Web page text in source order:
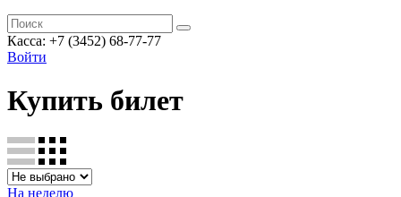
Касса: +7 (3452) 68-77-77
Войти
Купить билет
На неделю